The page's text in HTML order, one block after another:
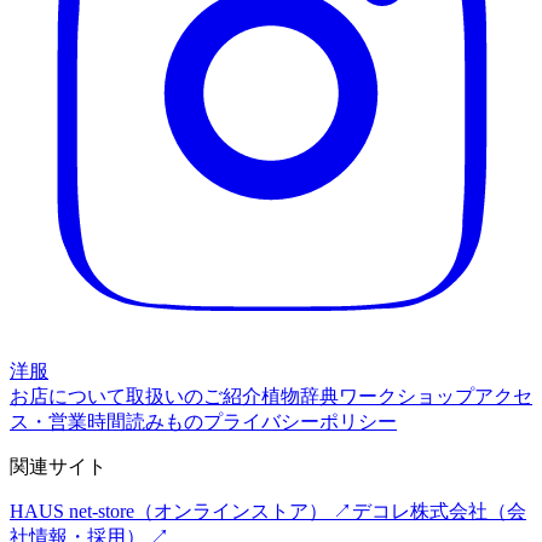
洋服
お店について取扱いのご紹介植物辞典ワークショップアクセ
ス・営業時間読みものプライバシーポリシー
関連サイト
HAUS net-store （オンラインストア） ↗ デコレ株式会社 （会
社情報・採用） ↗